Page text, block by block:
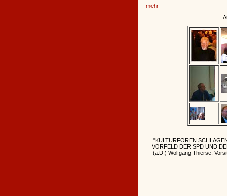
mehr
"KULTURFOREN
VORFELD DER SPD UND
(a.D.) Wolfgang Thierse,